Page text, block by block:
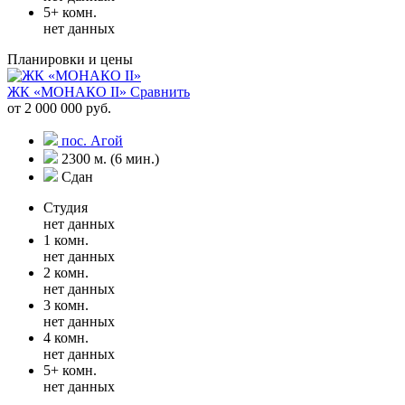
5+ комн.
нет данных
Планировки и цены
ЖК «МОНАКО II» Сравнить
от 2 000 000 руб.
пос. Агой
2300 м. (6 мин.)
Сдан
Студия
нет данных
1 комн.
нет данных
2 комн.
нет данных
3 комн.
нет данных
4 комн.
нет данных
5+ комн.
нет данных